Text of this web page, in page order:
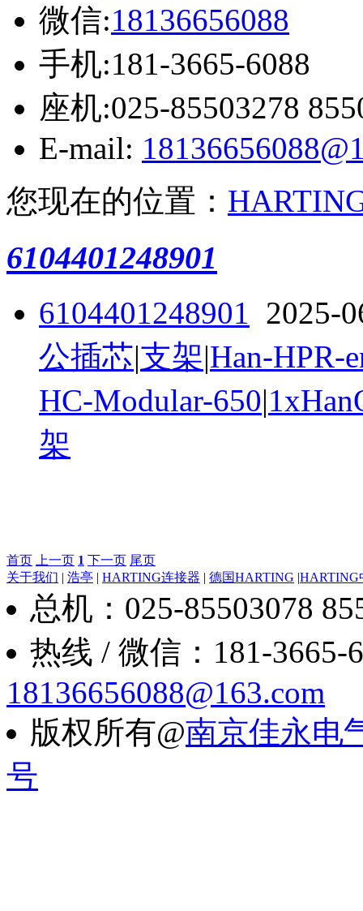
微信:18136656088
手机:181-3665-6088
座机:025-85503278
E-mail:
您现在的位置：
6104401248901
6104401248901 2025-
公插芯|支架|Han-HPR-
HC-Modular-650|
架
首页 上一页 1 下一页 尾页
关于我们 | 浩亭 | HARTING连接器 | 德国HARTING |HARTING
总机：025-85503078
热线 / 微信：181-3665-
18136656088@163.com
版权所有@南京佳永电
号